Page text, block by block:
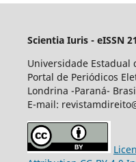
Scientia Iuris - eISSN
Universidade Estadual
Portal de Periódicos
Londrina -Paraná-
E-mail: